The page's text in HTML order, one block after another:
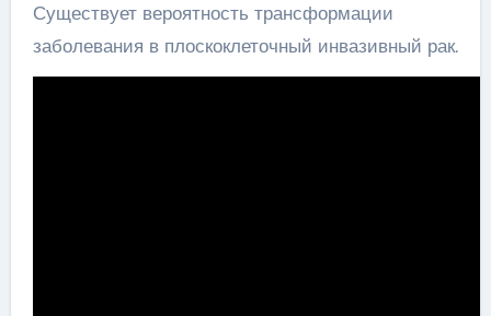
Существует вероятность трансформации
заболевания в плоскоклеточный инвазивный рак.